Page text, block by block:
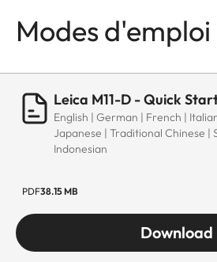
Modes d'emploi
Leica M11-D - Quick
English | German | French |
Japanese | Traditional Chinese |
Indonesian
PDF38.15 MB
Download